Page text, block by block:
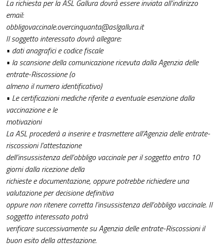
La richiesta per la ASL Gallura dovrà essere inviata all’indirizzo
email:
obbligovaccinale.overcinquanta@aslgallura.it
Il soggetto interessato dovrà allegare:
• dati anagrafici e codice fiscale
• la scansione della comunicazione ricevuta dalla Agenzia delle
entrate-Riscossione (o
almeno il numero identificativo)
• Le certificazioni mediche riferite a eventuale esenzione dalla
vaccinazione e le
motivazioni
La ASL procederà a inserire e trasmettere all’Agenzia delle entrate-
riscossioni l’attestazione
dell’insussistenza dell’obbligo vaccinale per il soggetto entro 10
giorni dalla ricezione della
richieste e documentazione, oppure potrebbe richiedere una
valutazione per decisione definitiva
oppure non ritenere corretta l’insussistenza dell’obbligo vaccinale. Il
soggetto interessato potrà
verificare successivamente su Agenzia delle entrate-Riscossioni il
buon esito della attestazione.